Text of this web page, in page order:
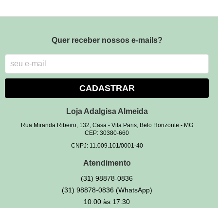
Quer receber nossos e-mails?
CADASTRAR
Loja Adalgisa Almeida
Rua Miranda Ribeiro, 132, Casa- Vila Paris, Belo Horizonte - MG
CEP: 30380-660
CNPJ: 11.009.101/0001-40
Atendimento
(31) 98878-0836
(31) 98878-0836 (WhatsApp)
10:00 às 17:30